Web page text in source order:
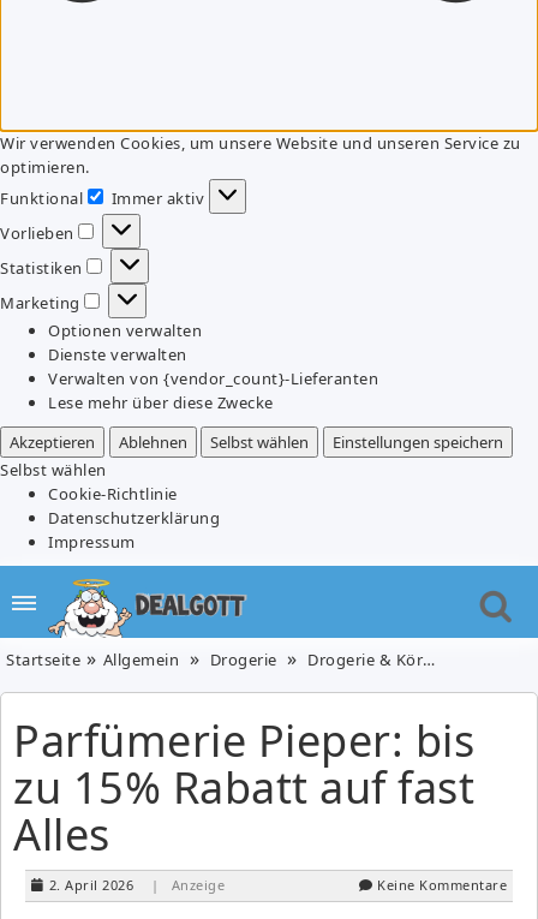
Wir verwenden Cookies, um unsere Website und unseren Service zu
optimieren.
Funktional
Funktional
Immer aktiv
Vorlieben
Vorlieben
Statistiken
Statistiken
Marketing
Marketing
Optionen verwalten
Dienste verwalten
Verwalten von {vendor_count}-Lieferanten
Lese mehr über diese Zwecke
Akzeptieren
Ablehnen Selbst wählen
Einstellungen speichern
Selbst wählen
Cookie-Richtlinie
Datenschutzerklärung
Impressum
Startseite Allgemein Drogerie Drogerie & Körperpflege
Parfümerie Pieper: bis
zu 15% Rabatt auf fast
Alles
2. April 2026 | Anzeige Keine Kommentare